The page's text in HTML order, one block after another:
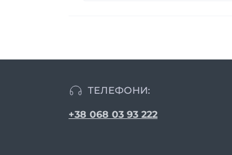
ТЕЛЕФОНИ:
+38 068 03 93 222